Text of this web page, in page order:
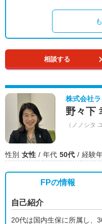
相談する
株式会社
野々下
（ノノシタ
性別 女性 年代 50代 経験
FPの情報
自己紹介
20代は国内生保に所属し、